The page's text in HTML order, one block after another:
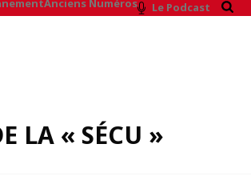
Anciens Numéros Le Podcast
LA « SÉCU »